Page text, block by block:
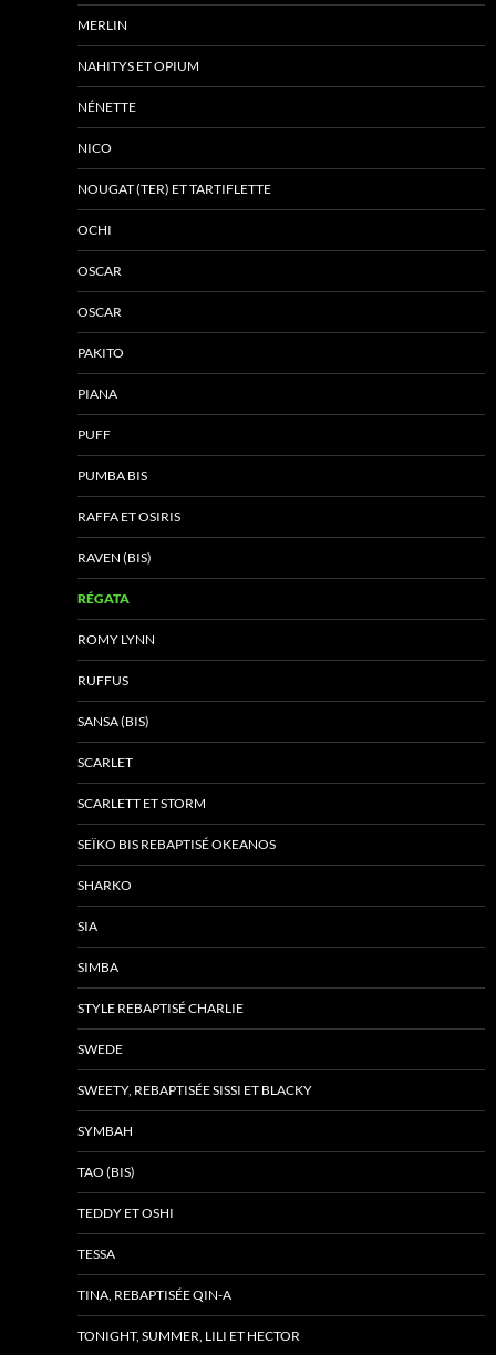
MERLIN
NAHITYS ET OPIUM
NÉNETTE
NICO
NOUGAT (TER) ET TARTIFLETTE
OCHI
OSCAR
OSCAR
PAKITO
PIANA
PUFF
PUMBA BIS
RAFFA ET OSIRIS
RAVEN (BIS)
RÉGATA
ROMY LYNN
RUFFUS
SANSA (BIS)
SCARLET
SCARLETT ET STORM
SEÏKO BIS REBAPTISÉ OKEANOS
SHARKO
SIA
SIMBA
STYLE REBAPTISÉ CHARLIE
SWEDE
SWEETY, REBAPTISÉE SISSI ET BLACKY
SYMBAH
TAO (BIS)
TEDDY ET OSHI
TESSA
TINA, REBAPTISÉE QIN-A
TONIGHT, SUMMER, LILI ET HECTOR